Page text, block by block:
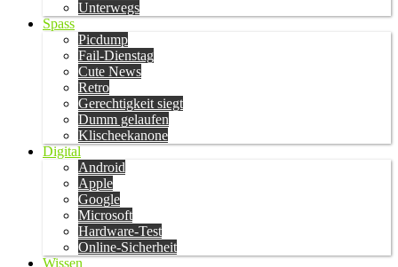
Unterwegs
Spass
Picdump
Fail-Dienstag
Cute News
Retro
Gerechtigkeit siegt
Dumm gelaufen
Klischeekanone
Digital
Android
Apple
Google
Microsoft
Hardware-Test
Online-Sicherheit
Wissen